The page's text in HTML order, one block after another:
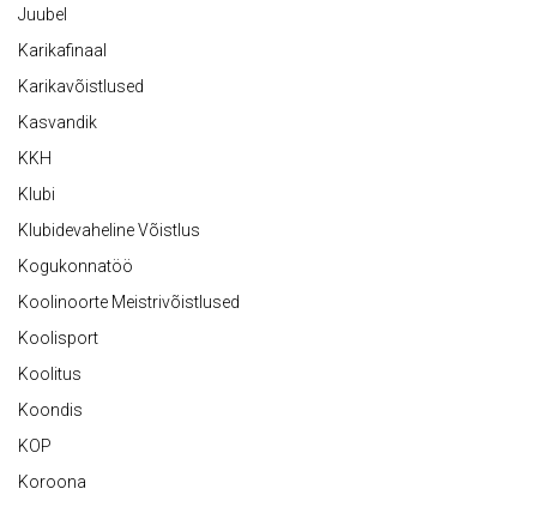
Juubel
Karikafinaal
Karikavõistlused
Kasvandik
KKH
Klubi
Klubidevaheline Võistlus
Kogukonnatöö
Koolinoorte Meistrivõistlused
Koolisport
Koolitus
Koondis
KOP
Koroona